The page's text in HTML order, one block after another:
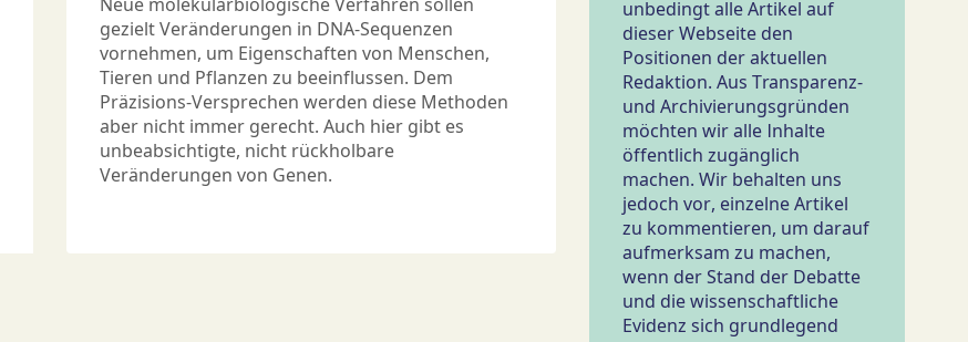
gezielt Veränderungen in DNA-Sequenzen
vornehmen, um Eigenschaften von Menschen,
Tieren und Pflanzen zu beeinflussen. Dem
Präzisions-Versprechen werden diese Methoden
aber nicht immer gerecht. Auch hier gibt es
unbeabsichtigte, nicht rückholbare
Veränderungen von Genen.
unbedingt alle Artikel auf
dieser Webseite den
Positionen der aktuellen
Redaktion. Aus Transparenz-
und Archivierungsgründen
möchten wir alle Inhalte
öffentlich zugänglich
machen. Wir behalten uns
jedoch vor, einzelne Artikel
zu kommentieren, um darauf
aufmerksam zu machen,
wenn der Stand der Debatte
und die wissenschaftliche
Evidenz sich grundlegend